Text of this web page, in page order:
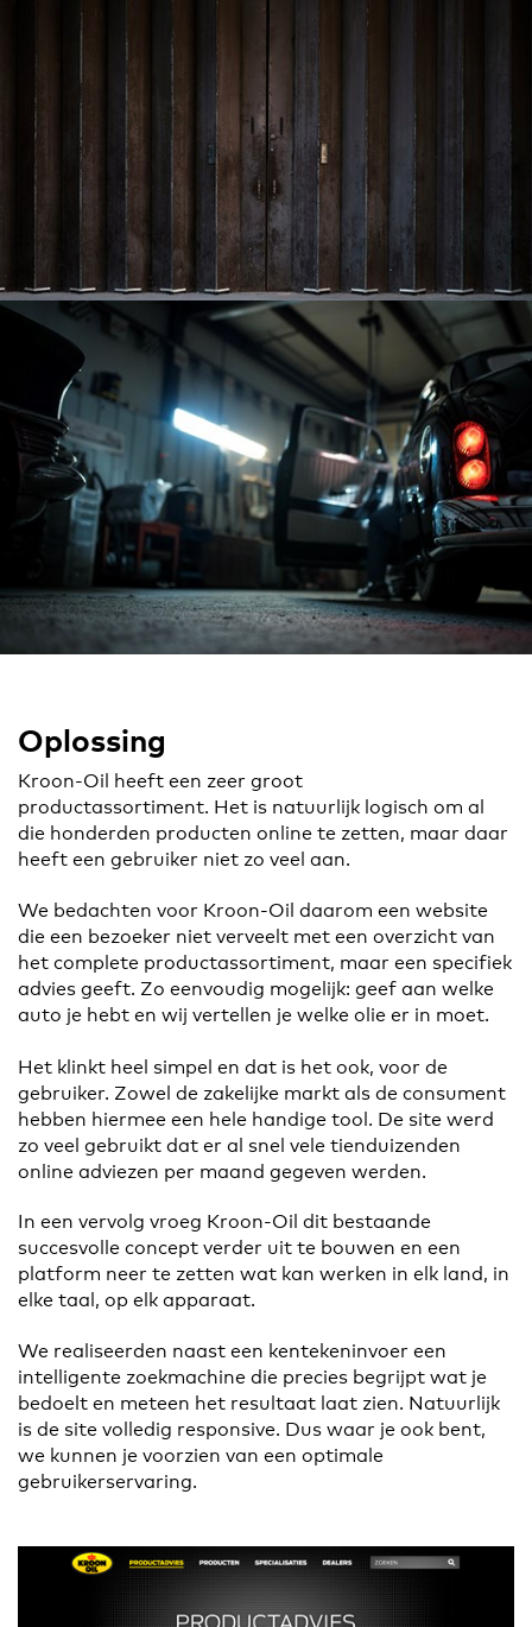
Oplossing
Kroon-Oil heeft een zeer groot
productassortiment. Het is natuurlijk logisch om al
die honderden producten online te zetten, maar daar
heeft een gebruiker niet zo veel aan.
We bedachten voor Kroon-Oil daarom een website
die een bezoeker niet verveelt met een overzicht van
het complete productassortiment, maar een specifiek
advies geeft. Zo eenvoudig mogelijk: geef aan welke
auto je hebt en wij vertellen je welke olie er in moet.
Het klinkt heel simpel en dat is het ook, voor de
gebruiker. Zowel de zakelijke markt als de consument
hebben hiermee een hele handige tool. De site werd
zo veel gebruikt dat er al snel vele tienduizenden
online adviezen per maand gegeven werden.
In een vervolg vroeg Kroon-Oil dit bestaande
succesvolle concept verder uit te bouwen en een
platform neer te zetten wat kan werken in elk land, in
elke taal, op elk apparaat.
We realiseerden naast een kentekeninvoer een
intelligente zoekmachine die precies begrijpt wat je
bedoelt en meteen het resultaat laat zien. Natuurlijk
is de site volledig responsive. Dus waar je ook bent,
we kunnen je voorzien van een optimale
gebruikerservaring.